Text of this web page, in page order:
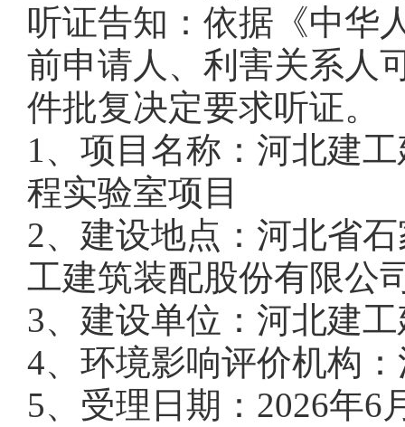
听证告知：依据《中华
前申请人、利害关系人
件批复决定要求听证。
1、项目名称：河北建
程实验室项目
2、建设地点：河北省
工建筑装配股份有限公
3、建设单位：河北建
4、环境影响评价机构
5、受理日期：2026年6